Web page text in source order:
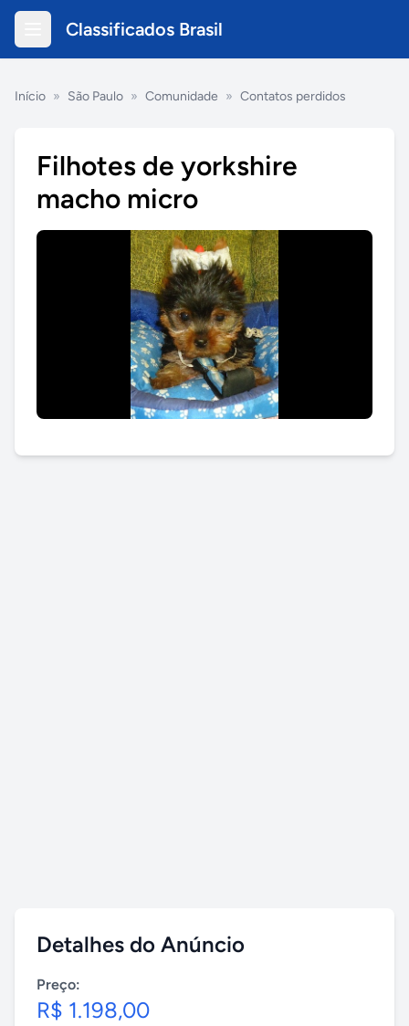
Classificados Brasil
Início » São Paulo » Comunidade » Contatos perdidos
Filhotes de yorkshire
macho micro
Detalhes do Anúncio
Preço:
R$ 1.198,00